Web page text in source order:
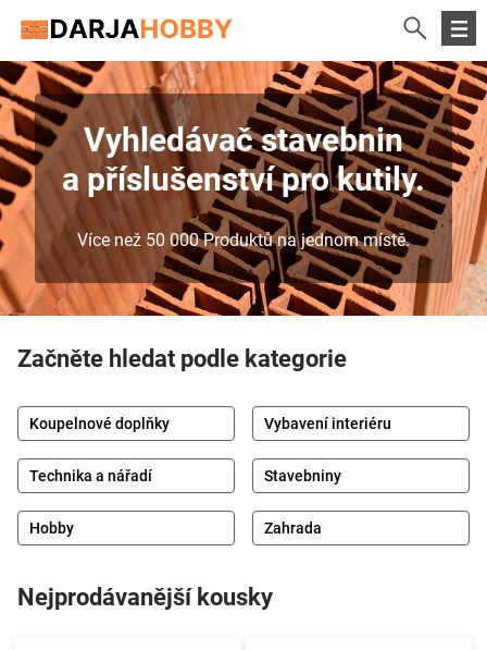
Vyhledávač stavebnin
a příslušenství pro kutily.
Více než 50 000 Produktů na jednom místě.
Začněte hledat podle kategorie
Koupelnové doplňky Vybavení interiéru
Technika a nářadí Stavebniny
Hobby Zahrada
Nejprodávanější kousky